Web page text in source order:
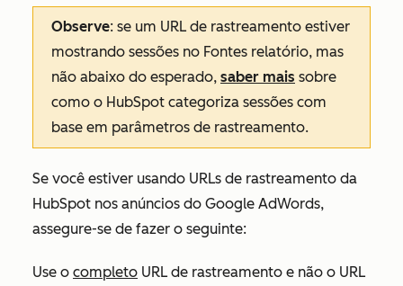
Observe: se um URL de rastreamento estiver
mostrando sessões no Fontes relatório, mas
não abaixo do esperado, saber mais sobre
como o HubSpot categoriza sessões com
base em parâmetros de rastreamento.
Se você estiver usando URLs de rastreamento da
HubSpot nos anúncios do Google AdWords,
assegure-se de fazer o seguinte:
Use o completo URL de rastreamento e não o URL